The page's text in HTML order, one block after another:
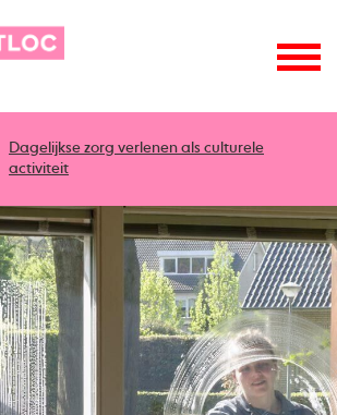
Dagelijkse zorg verlenen als culturele
activiteit